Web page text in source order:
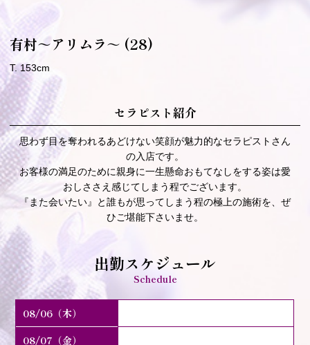
有村～アリムラ～ (28)
T. 153cm
セラピスト紹介
思わず目を奪われるあどけない笑顔が魅力的なセラピストさん
の入店です。
お客様の満足のために親身に一生懸命おもてなしをする姿は愛
おしささえ感じてしまう程でございます。
『また会いたい』と誰もが思ってしまう程の極上の施術を、ぜ
ひご堪能下さいませ。
出勤スケジュール
Schedule
08/06（木）
08/07（金）